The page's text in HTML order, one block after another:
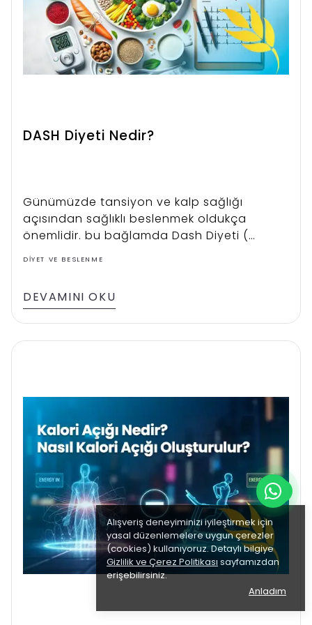
Alışveriş deneyiminizi iyileştirmek için
yasal düzenlemelere uygun çerezler
(cookies) kullanıyoruz. Detaylı bilgiye
Gizlilik ve Çerez Politikası sayfamızdan
erişebilirsiniz.
Anladım
DASH Diyeti Nedir?
Günümüzde tansiyon ve kalp sağlığı
açısından sağlıklı beslenmek oldukça
önemlidir. bu bağlamda Dash Diyeti (
Dietary Approaches to Stop Hypertension -
bilimsel dayanağı olan bir beslenme şeklidir.
Diyetin ana yaklaşım biçimi az tuz
DIYET VE BESLENME
DEVAMINI OKU